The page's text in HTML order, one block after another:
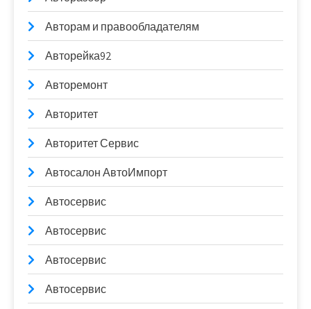
Авторам и правообладателям
Авторейка92
Авторемонт
Авторитет
Авторитет Сервис
Автосалон АвтоИмпорт
Автосервис
Автосервис
Автосервис
Автосервис